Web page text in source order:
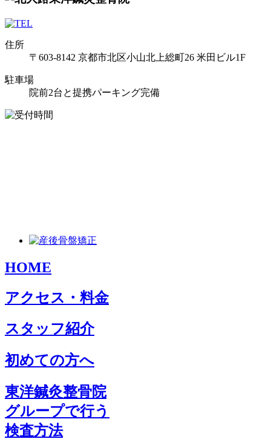
住所
〒603-8142 京都市北区小山北上総町26 米田ビル1F
駐車場
院前2台と提携パーキング完備
HOME
アクセス・料金
スタッフ紹介
初めての方へ
東洋鍼灸整骨院
グループで行う
検査方法